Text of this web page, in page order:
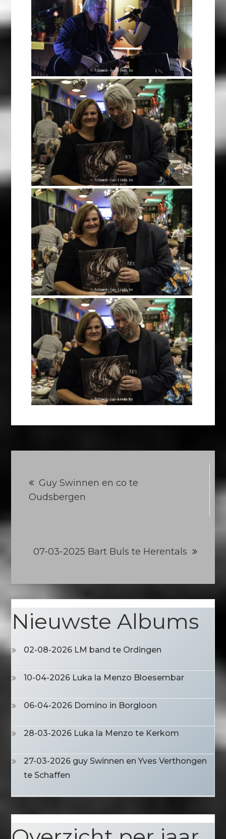
Guy Swinnen en co te
Oudsbergen
07-03-2025 Bart Buls te Herentals
Nieuwste Albums
02-08-2026 LM band te Ordingen
10-04-2026 Luka la Menzo Bloesembar
06-04-2026 Domino in Borgloon
28-03-2026 Luka la Menzo te Kerkom
27-03-2026 guy Swinnen en Yves Verthongen
te Schaffen